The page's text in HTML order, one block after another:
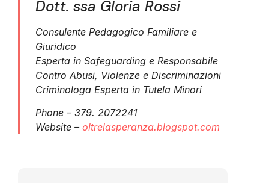
Dott. ssa Gloria Rossi
Consulente Pedagogico Familiare e
Giuridico
Esperta in Safeguarding e Responsabile
Contro Abusi, Violenze e Discriminazioni
Criminologa Esperta in Tutela Minori
Phone – 379. 2072241
Website – oltrelasperanza.blogspot.com